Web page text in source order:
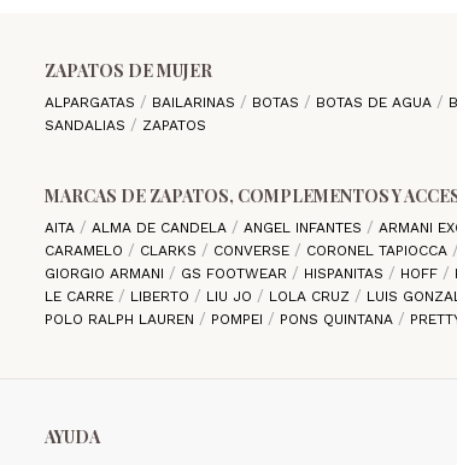
ZAPATOS DE MUJER
ALPARGATAS BAILARINAS BOTAS BOTAS DE AGUA
SANDALIAS
ZAPATOS
MARCAS DE ZAPATOS, COMPLEMENTOS Y
AITA ALMA DE CANDELA ANGEL INFANTES ARMANI
CARAMELO
CLARKS CONVERSE CORONEL TAPIOCCA
GIORGIO ARMANI
GS FOOTWEAR HISPANITAS HOFF
LE CARRE
LIBERTO LIU JO LOLA CRUZ LUIS
POLO RALPH LAUREN
POMPEI PONS QUINTANA
AYUDA